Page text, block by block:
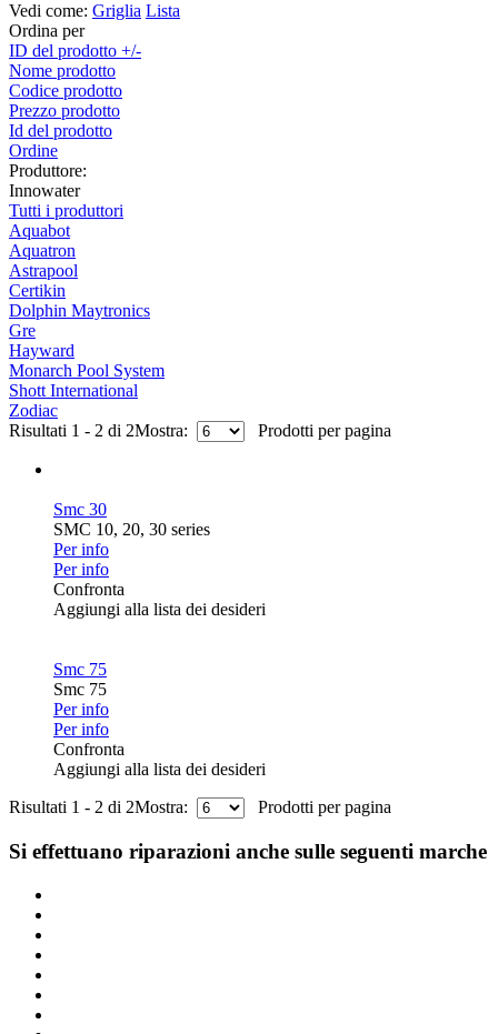
Vedi come: Griglia Lista
Ordina per
ID del prodotto +/-
Nome prodotto
Codice prodotto
Prezzo prodotto
Id del prodotto
Ordine
Produttore:
Innowater
Tutti i produttori
Aquabot
Aquatron
Astrapool
Certikin
Dolphin Maytronics
Gre
Hayward
Monarch Pool System
Shott International
Zodiac
Risultati 1 - 2 di 2Mostra: Prodotti per pagina
Smc 30
SMC 10, 20, 30 series
Per info
Per info
Confronta
Aggiungi alla lista dei desideri
Smc 75
Smc 75
Per info
Per info
Confronta
Aggiungi alla lista dei desideri
Risultati 1 - 2 di 2Mostra: Prodotti per pagina
Si effettuano riparazioni anche sulle seguenti marche